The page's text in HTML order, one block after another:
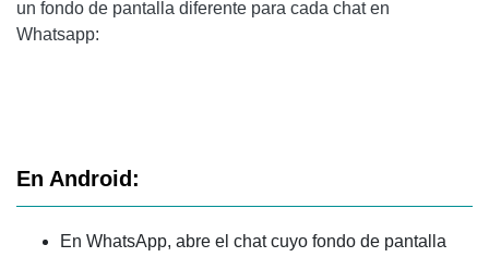
un fondo de pantalla diferente para cada chat en
Whatsapp:
En Android:
En WhatsApp, abre el chat cuyo fondo de pantalla